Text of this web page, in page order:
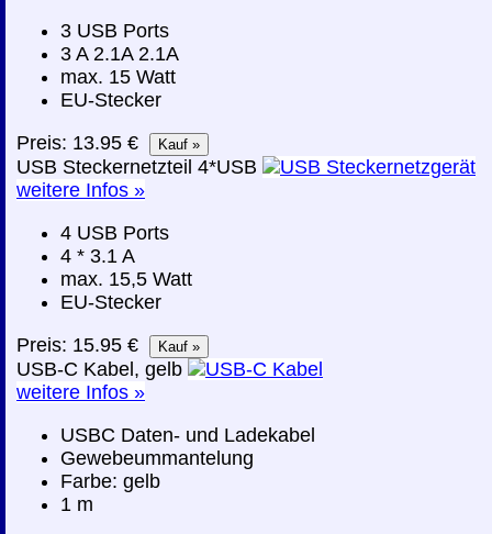
3 USB Ports
3 A 2.1A 2.1A
max. 15 Watt
EU-Stecker
Preis: 13.95 €
USB Steckernetzteil 4*USB
weitere Infos »
4 USB Ports
4 * 3.1 A
max. 15,5 Watt
EU-Stecker
Preis: 15.95 €
USB-C Kabel, gelb
weitere Infos »
USBC Daten- und Ladekabel
Gewebeummantelung
Farbe: gelb
1 m